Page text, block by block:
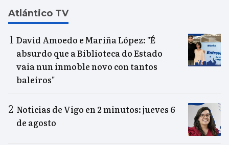
Atlántico TV
David Amoedo e Mariña López: "É
absurdo que a Biblioteca do Estado
vaia nun inmoble novo con tantos
baleiros"
Noticias de Vigo en 2 minutos: jueves 6
de agosto